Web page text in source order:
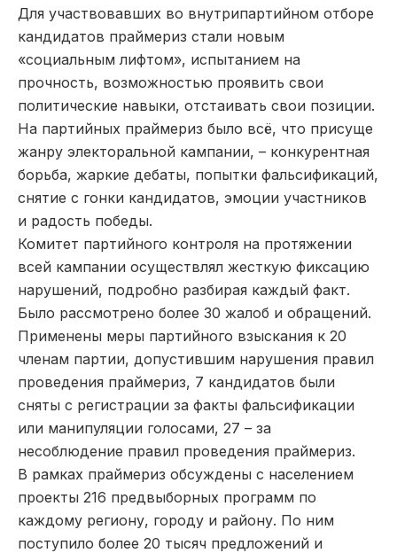
Для участвовавших во внутрипартийном отборе
кандидатов праймериз стали новым
«социальным лифтом», испытанием на
прочность, возможностью проявить свои
политические навыки, отстаивать свои позиции.
На партийных праймериз было всё, что присуще
жанру электоральной кампании, – конкурентная
борьба, жаркие дебаты, попытки фальсификаций,
снятие с гонки кандидатов, эмоции участников
и радость победы.
Комитет партийного контроля на протяжении
всей кампании осуществлял жесткую фиксацию
нарушений, подробно разбирая каждый факт.
Было рассмотрено более 30 жалоб и обращений.
Применены меры партийного взыскания к 20
членам партии, допустившим нарушения правил
проведения праймериз, 7 кандидатов были
сняты с регистрации за факты фальсификации
или манипуляции голосами, 27 – за
несоблюдение правил проведения праймериз.
В рамках праймериз обсуждены с населением
проекты 216 предвыборных программ по
каждому региону, городу и району. По ним
поступило более 20 тысяч предложений и